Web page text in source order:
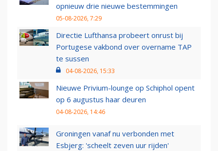
opnieuw drie nieuwe bestemmingen
05-08-2026, 7:29
Directie Lufthansa probeert onrust bij
Portugese vakbond over overname TAP
te sussen
04-08-2026, 15:33
Nieuwe Privium-lounge op Schiphol opent
op 6 augustus haar deuren
04-08-2026, 14:46
Groningen vanaf nu verbonden met
Esbjerg: 'scheelt zeven uur rijden'